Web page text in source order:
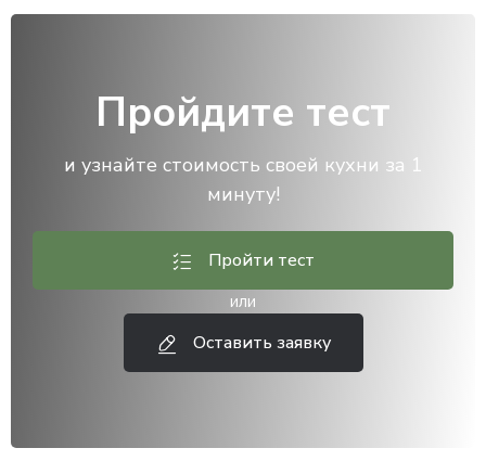
Пройдите тест
и узнайте стоимость своей кухни за 1
минуту!
Пройти тест
или
Оставить заявку